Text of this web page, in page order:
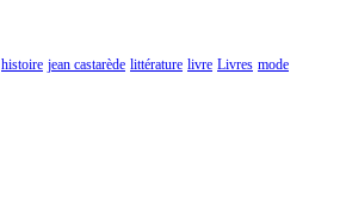
histoire jean castarède littérature livre Livres mode